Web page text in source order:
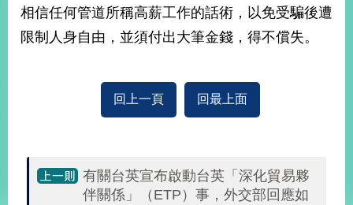
本
部
相
粉
絲
專
相信任何管道所稱高薪工作的話術，以免受騙後遭
限制人身自由，並須付出大筆金錢，得不償失。
回上一頁 回最上面
有關台英宣布啟動台英「深化貿易夥
伴關係」（ETP）事，外交部回應如